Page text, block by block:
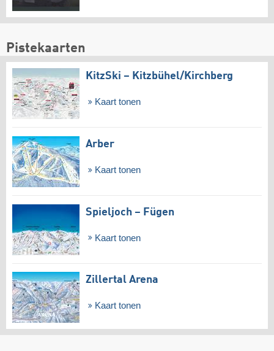
Pistekaarten
KitzSki – Kitzbühel/​Kirchberg
Kaart tonen
Arber
Kaart tonen
Spieljoch – Fügen
Kaart tonen
Zillertal Arena
Kaart tonen